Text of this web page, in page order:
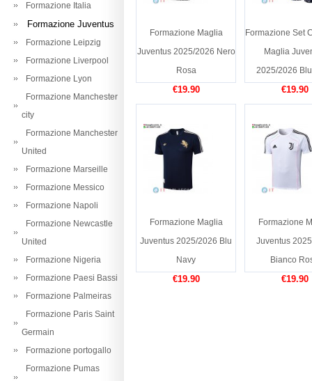
Formazione Italia
Formazione Juventus
Formazione Leipzig
Formazione Liverpool
Formazione Lyon
Formazione Manchester
city
Formazione Manchester
United
Formazione Marseille
Formazione Messico
Formazione Napoli
Formazione Newcastle
United
Formazione Nigeria
Formazione Paesi Bassi
Formazione Palmeiras
Formazione Paris Saint
Germain
Formazione portogallo
Formazione Pumas
Formazione Maglia
Juventus 2025/2026 Nero
Rosa
€19.90
Formazione Set
Maglia
2025/2026
€19.90
Formazione Maglia
Juventus 2025/2026 Blu
Navy
€19.90
Formazione
Juventus
Bianco
€19.90